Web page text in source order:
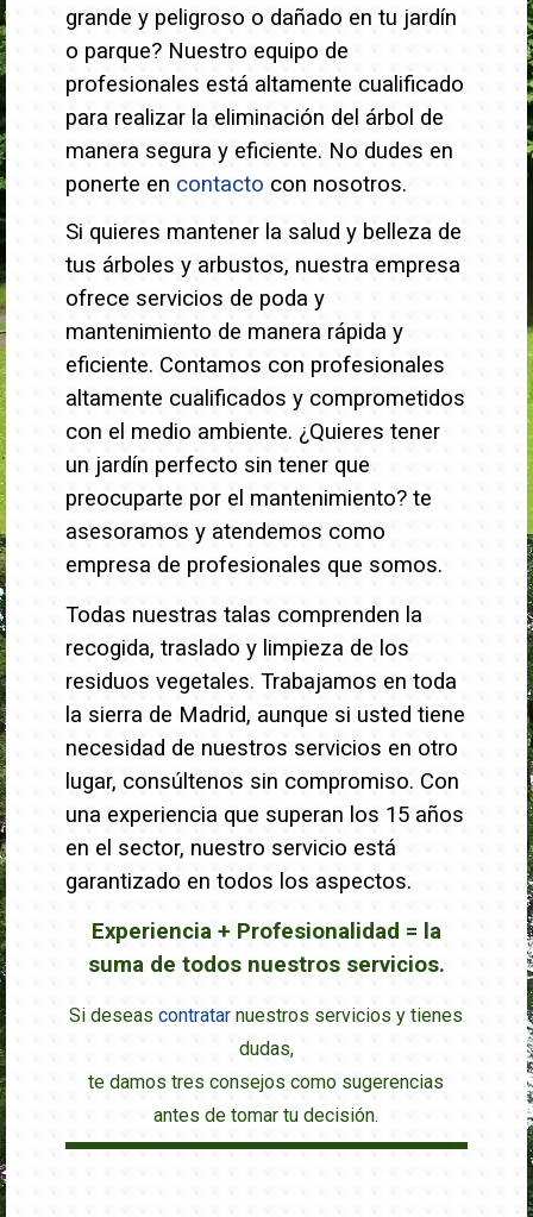
grande y peligroso o dañado en tu jardín
o parque? Nuestro equipo de
profesionales está altamente cualificado
para realizar la eliminación del árbol de
manera segura y eficiente. No dudes en
ponerte en contacto con nosotros.
Si quieres mantener la salud y belleza de
tus árboles y arbustos, nuestra empresa
ofrece servicios de poda y
mantenimiento de manera rápida y
eficiente. Contamos con profesionales
altamente cualificados y comprometidos
con el medio ambiente. ¿Quieres tener
un jardín perfecto sin tener que
preocuparte por el mantenimiento? te
asesoramos y atendemos como
empresa de profesionales que somos.
Todas nuestras talas comprenden la
recogida, traslado y limpieza de los
residuos vegetales. Trabajamos en toda
la sierra de Madrid, aunque si usted tiene
necesidad de nuestros servicios en otro
lugar, consúltenos sin compromiso. Con
una experiencia que superan los 15 años
en el sector, nuestro servicio está
garantizado en todos los aspectos.
Experiencia + Profesionalidad = la
suma de todos nuestros servicios.
Si deseascontratarnuestros servicios y tienes
dudas,
te damos tres consejos como sugerencias
antes de tomar tu decisión.